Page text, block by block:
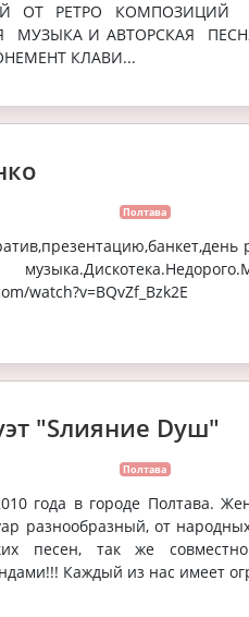
ОТ РЕТРО КОМПОЗИЦИЙ
МУЗЫКА И АВТОРСКАЯ
КЛАВИ...
Полтава
"Sлияние Dуш"
Полтава
года в городе Полтава.
разнообразный, от
песен, так же
Каждый из нас имеет